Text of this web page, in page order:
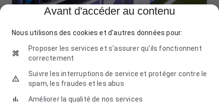
Piscinistes Associés Sofrade
04 66 84 35 74
Avant d'accéder au contenu
Nous utilisons des cookies et d'autres données pour:
Proposer les services et s'assurer qu'ils fonctionnent
correctement
Suivre les interruptions de service et protéger contre le
spam, les fraudes et les abus
Améliorer la qualité de nos services